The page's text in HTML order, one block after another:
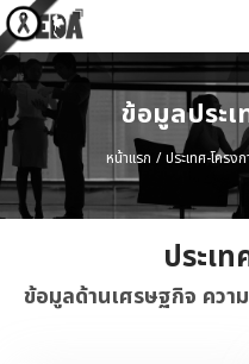
ข้อมูลประเ
หน้าแรก ประเทศ-โครงก
ประเ
ข้อมูลด้านเศรษฐกิจ ควา